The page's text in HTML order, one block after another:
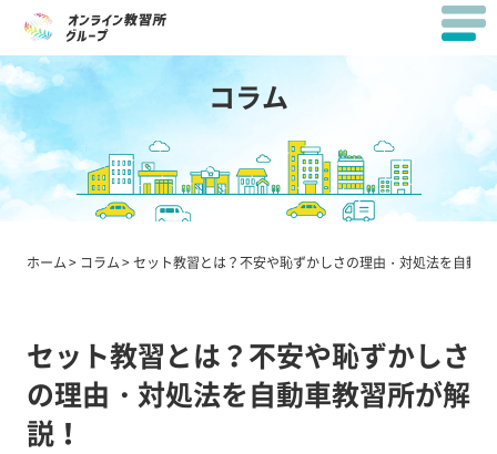
コラム
ホーム コラム セット教習とは？不安や恥ずかしさの理由・対処法を自動
セット教習とは？不安や恥ずかしさ
の理由・対処法を自動車教習所が解
説！